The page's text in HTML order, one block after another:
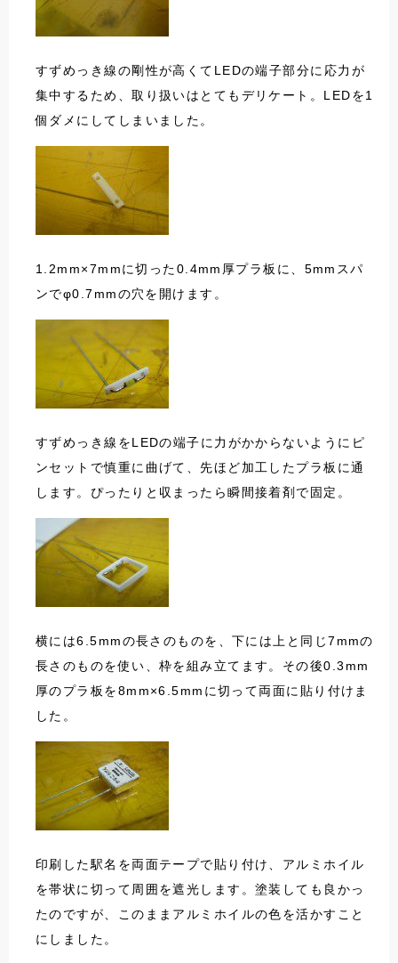
すずめっき線の剛性が高くてLEDの端子部分に応力が
集中するため、取り扱いはとてもデリケート。LEDを1
個ダメにしてしまいました。
1.2mm×7mmに切った0.4mm厚プラ板に、5mmスパ
ンでφ0.7mmの穴を開けます。
すずめっき線をLEDの端子に力がかからないようにピ
ンセットで慎重に曲げて、先ほど加工したプラ板に通
します。ぴったりと収まったら瞬間接着剤で固定。
横には6.5mmの長さのものを、下には上と同じ7mmの
長さのものを使い、枠を組み立てます。その後0.3mm
厚のプラ板を8mm×6.5mmに切って両面に貼り付けま
した。
印刷した駅名を両面テープで貼り付け、アルミホイル
を帯状に切って周囲を遮光します。塗装しても良かっ
たのですが、このままアルミホイルの色を活かすこと
にしました。